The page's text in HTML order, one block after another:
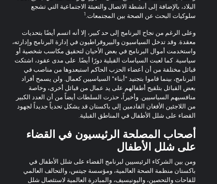
البلاد، بالإضافة إلى أنشطة الاتصال والتعبئة الاجتماعية التي تشجع
سلوكيات البحث عن الصحة بين المجتمعات.
وعلى الرغم من نجاح البرنامج إلى حد كبير، إلا أنه اتسم أيضًا بتحديات
معقدة. وقد تدخل السياسيون والبيروقراطيون في إدارة البرنامج وإدارته،
واستخدمت أموال البرنامج في بعض الأحيان لتحقيق مكاسب شخصية أو
سياسية. كما لعبت السياسات القبلية دورًا أيضًا. على مدى عقود، اشتكت
قبائل مختلفة من أن أعضاء الحزب الحاكم استبعدوها من مناصب في
البرنامج، بينما قاموا بتجنيد "أبناء" السياسيين كعمال. ولن يسمح أفراد
بعض القبائل بتلقيح أطفالهم على يد عمال من قبائل أخرى، وخاصة
منافسيهم السياسيين. وأخيراً، حذرت السلطات أيضاً من أن العدد الكبير
من اللاجئين الأفغان القادمين إلى باكستان قد يشكل تحدياً جديداً لجهود
القضاء على شلل الأطفال في المناطق القبلية.
أصحاب المصلحة الرئيسيون في القضاء
على شلل الأطفال
ومن بين الشركاء الرئيسيين لبرنامج القضاء على شلل الأطفال في
باكستان منظمة الصحة العالمية، ومؤسسة جيتس، والتحالف العالمي
للقاحات والتحصين، واليونيسيف، والمبادرة العالمية لاستئصال شلل